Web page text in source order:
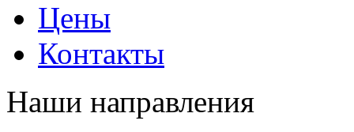
Цены
Контакты
Наши направления